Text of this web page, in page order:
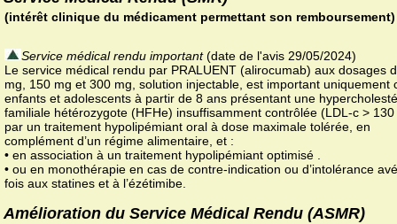
(intérêt clinique du médicament permettant son remboursement)
Service médical rendu important(date de l'avis 29/05/2024)
Le service médical rendu par PRALUENT (alirocumab) aux dosages
mg, 150 mg et 300 mg, solution injectable, est important uniquement
enfants et adolescents à partir de 8 ans présentant une
familiale hétérozygote (HFHe) insuffisamment contrôlée (LDL-c >
par un traitement hypolipémiant oral à dose maximale tolérée, en
complément d’un régime alimentaire, et :
• en association à un traitement hypolipémiant optimisé .
• ou en monothérapie en cas de contre-indication ou d’intolérance
fois aux statines et à l’ézétimibe.
Amélioration du Service Médical Rendu (ASMR)